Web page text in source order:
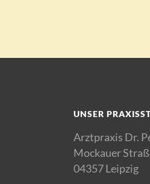
UNSER
Arztpraxis Dr.
Mockauer
04357 Leipzig